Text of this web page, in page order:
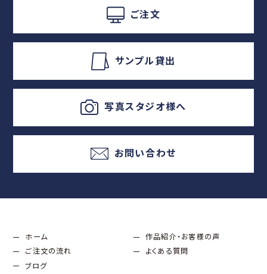
ご注文
サンプル貸出
写真スタジオ様へ
お問い合わせ
ホーム
作品紹介・お客様の声
ご注文の流れ
よくある質問
ブログ